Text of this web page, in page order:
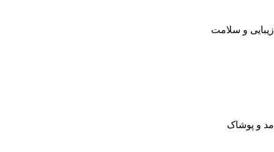
زیبایی و سلامت
مد و پوشاک